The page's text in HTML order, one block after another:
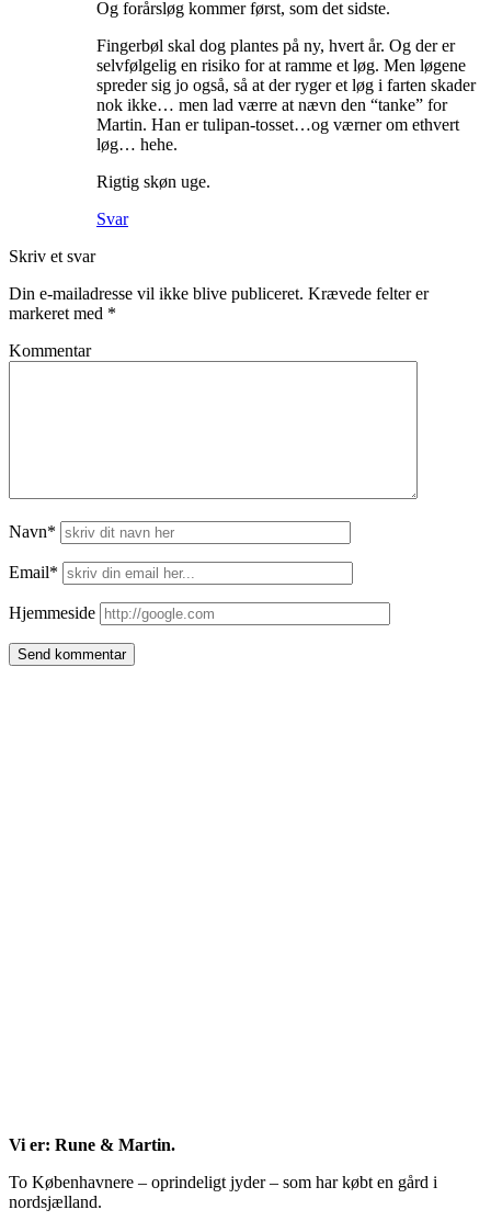
Og forårsløg kommer først, som det sidste.
Fingerbøl skal dog plantes på ny, hvert år. Og der er
selvfølgelig en risiko for at ramme et løg. Men løgene
spreder sig jo også, så at der ryger et løg i farten skader
nok ikke… men lad værre at nævn den “tanke” for
Martin. Han er tulipan-tosset…og værner om ethvert
løg… hehe.
Rigtig skøn uge.
Svar
Skriv et svar
Din e-mailadresse vil ikke blive publiceret. Krævede felter er
markeret med *
Kommentar
Navn*
Email*
Hjemmeside
Vi er: Rune & Martin.
To Københavnere – oprindeligt jyder – som har købt en gård i
nordsjælland.